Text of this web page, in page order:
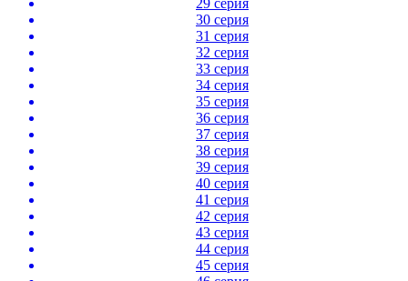
30 серия
31 серия
32 серия
33 серия
34 серия
35 серия
36 серия
37 серия
38 серия
39 серия
40 серия
41 серия
42 серия
43 серия
44 серия
45 серия